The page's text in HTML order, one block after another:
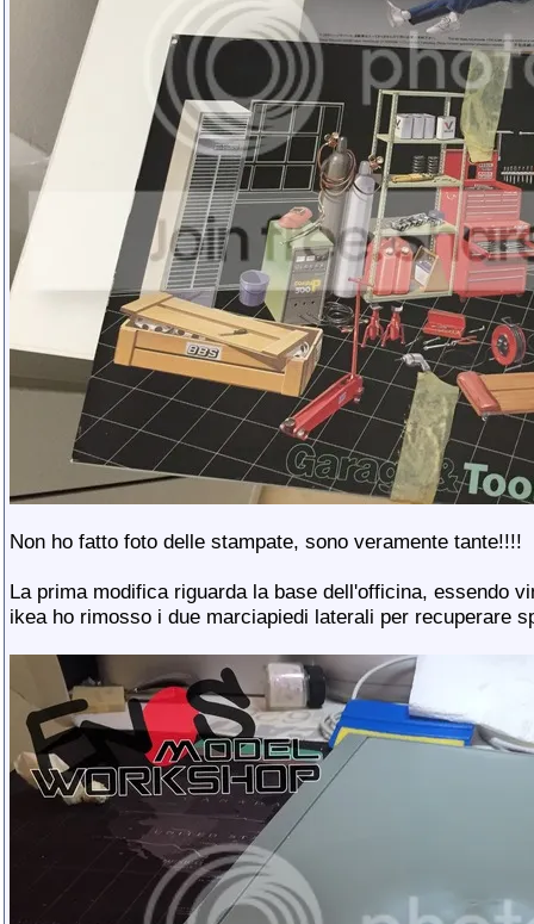
Non ho fatto foto delle stampate, sono veramente tante!!!!
La prima modifica riguarda la base dell'officina, essendo
ikea ho rimosso i due marciapiedi laterali per recuperare